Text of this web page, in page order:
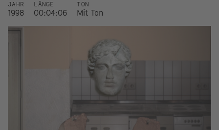
JAHR
1998
LÄNGE
00:04:06
TON
Mit Ton